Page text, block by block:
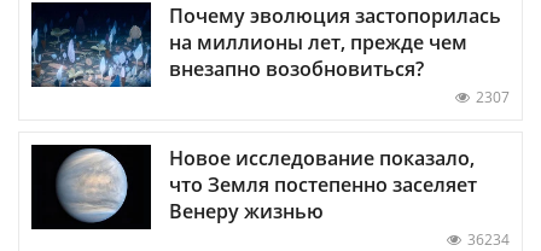
Почему эволюция застопорилась
на миллионы лет, прежде чем
внезапно возобновиться?
2307
Новое исследование показало,
что Земля постепенно заселяет
Венеру жизнью
36234